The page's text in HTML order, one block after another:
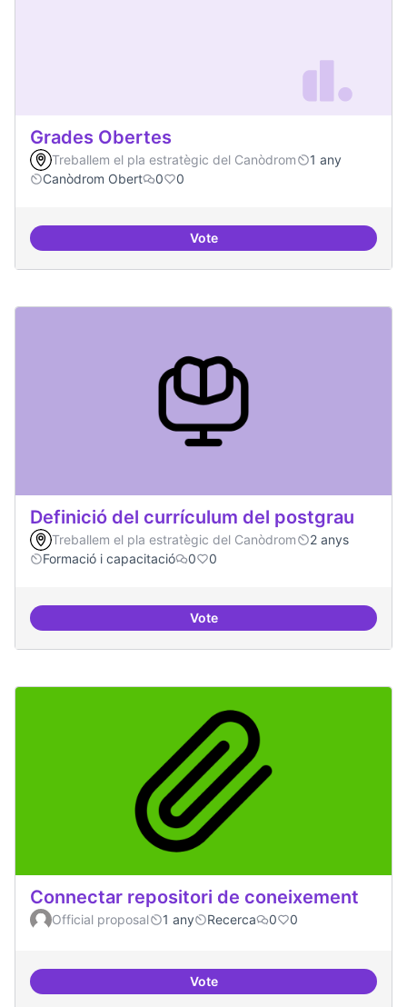
Grades Obertes
Treballem el pla estratègic del Canòdrom
1 any
Canòdrom Obert
0 0
VoteGrades Obertes
Definició del currículum del postgrau
Treballem el pla estratègic del Canòdrom
2 anys
Formació i capacitació
0 0
VoteDefinició del currículum del
Connectar repositori de coneixement
Official proposal 1 any Recerca 0 0
VoteConnectar repositori de